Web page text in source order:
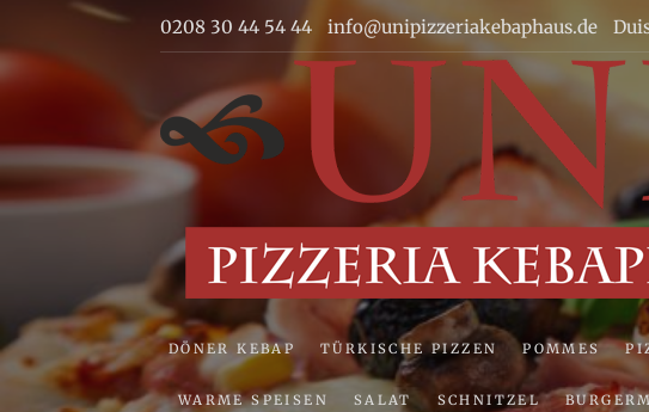
0208 30 44 54 44 info@unipizzeriakebaphaus.de
DÖNER KEBAP TÜRKISCHE PIZZEN POMMES
WARME SPEISEN SALAT SCHNITZEL